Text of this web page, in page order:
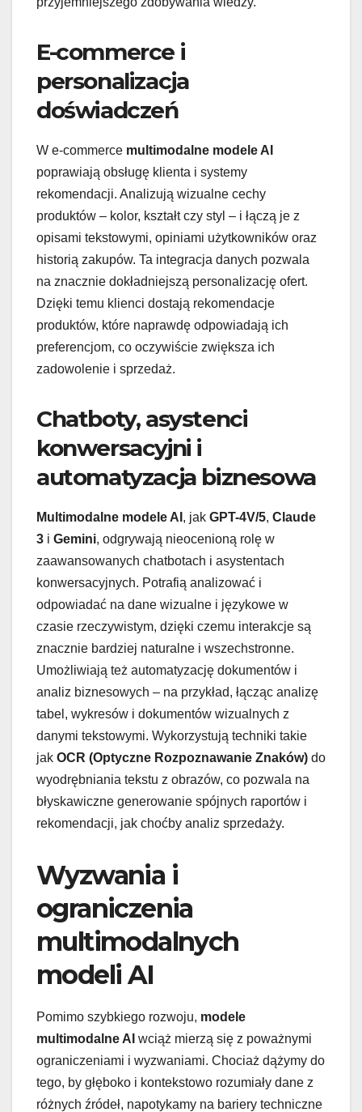
E-commerce i
personalizacja
doświadczeń
W e-commerce multimodalne modele AI
poprawiają obsługę klienta i systemy
rekomendacji. Analizują wizualne cechy
produktów – kolor, kształt czy styl – i łączą je z
opisami tekstowymi, opiniami użytkowników oraz
historią zakupów. Ta integracja danych pozwala
na znacznie dokładniejszą personalizację ofert.
Dzięki temu klienci dostają rekomendacje
produktów, które naprawdę odpowiadają ich
preferencjom, co oczywiście zwiększa ich
zadowolenie i sprzedaż.
Chatboty, asystenci
konwersacyjni i
automatyzacja biznesowa
Multimodalne modele AI , jak GPT-4V/5, Claude
3 i Gemini, odgrywają nieocenioną rolę w
zaawansowanych chatbotach i asystentach
konwersacyjnych. Potrafią analizować i
odpowiadać na dane wizualne i językowe w
czasie rzeczywistym, dzięki czemu interakcje są
znacznie bardziej naturalne i wszechstronne.
Umożliwiają też automatyzację dokumentów i
analiz biznesowych – na przykład, łącząc analizę
tabel, wykresów i dokumentów wizualnych z
danymi tekstowymi. Wykorzystują techniki takie
jak OCR (Optyczne Rozpoznawanie Znaków) do
wyodrębniania tekstu z obrazów, co pozwala na
błyskawiczne generowanie spójnych raportów i
rekomendacji, jak choćby analiz sprzedaży.
Wyzwania i
ograniczenia
multimodalnych
modeli AI
Pomimo szybkiego rozwoju, modele
multimodalne AI wciąż mierzą się z poważnymi
ograniczeniami i wyzwaniami. Chociaż dążymy do
tego, by głęboko i kontekstowo rozumiały dane z
różnych źródeł, napotykamy na bariery techniczne